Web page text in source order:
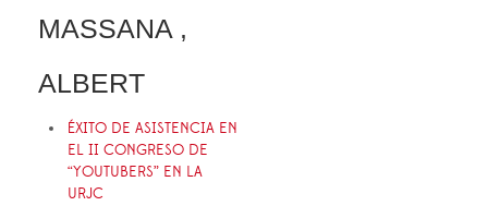
MASSANA ,
ALBERT
ÉXITO DE ASISTENCIA EN
EL II CONGRESO DE
“YOUTUBERS” EN LA
URJC